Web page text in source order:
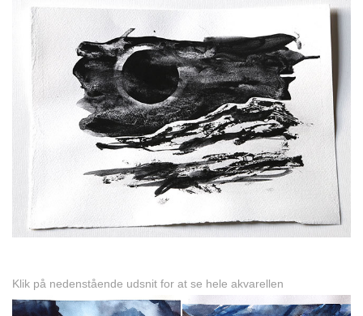
Klik på nedenstående udsnit for at se hele akvarellen